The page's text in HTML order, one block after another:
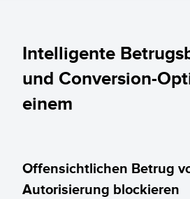
Intelligente
und Conversion-
einem
Offensichtlichen Betrug
Autorisierung blockieren